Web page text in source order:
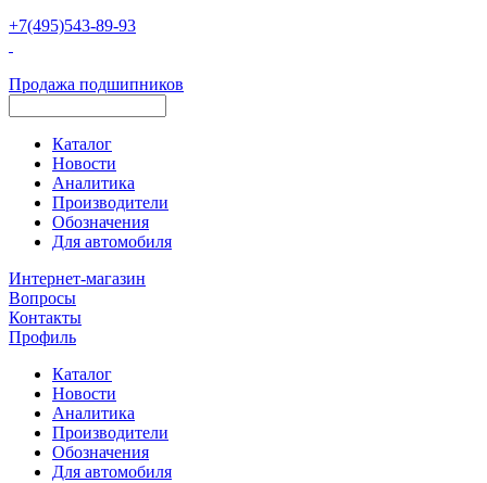
+7(495)543-89-93
Продажа подшипников
Каталог
Новости
Аналитика
Производители
Обозначения
Для автомобиля
Интернет-магазин
Вопросы
Контакты
Профиль
Каталог
Новости
Аналитика
Производители
Обозначения
Для автомобиля